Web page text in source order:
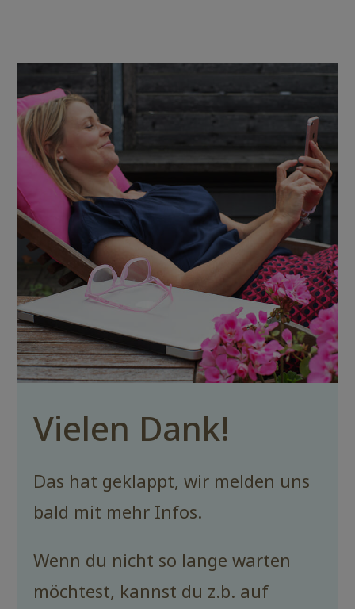
Vielen Dank!
Das hat geklappt, wir melden uns
bald mit mehr Infos.
Wenn du nicht so lange warten
möchtest, kannst du z.b. auf